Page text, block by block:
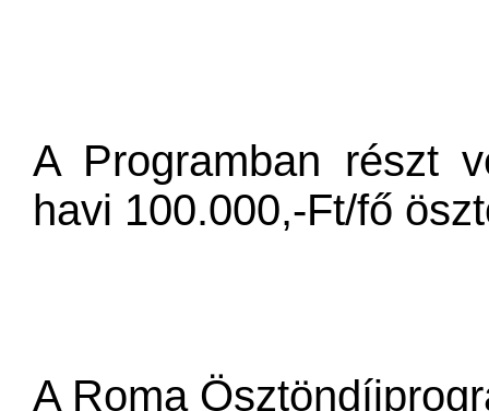
A Programban részt
havi 100.000,-Ft/fő
A Roma